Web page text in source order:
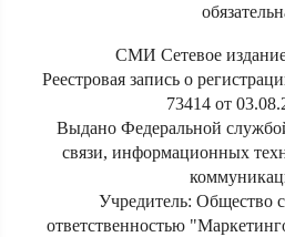
СМИ Сетевое
Реестровая запись о
73414 от
Выдано Федеральной
связи, информационных
Учредитель: Общество
ответственностью